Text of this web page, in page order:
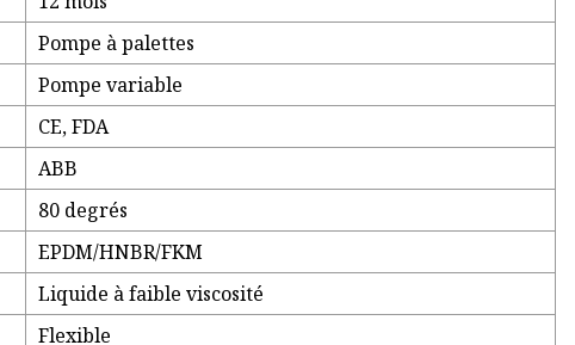
Pompe à palettes
Pompe variable
CE, FDA
ABB
80 degrés
EPDM/HNBR/FKM
Liquide à faible viscosité
Flexible